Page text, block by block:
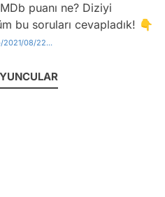
puanı ne? Diziyi
bu soruları cevapladık! 👇
08/22...